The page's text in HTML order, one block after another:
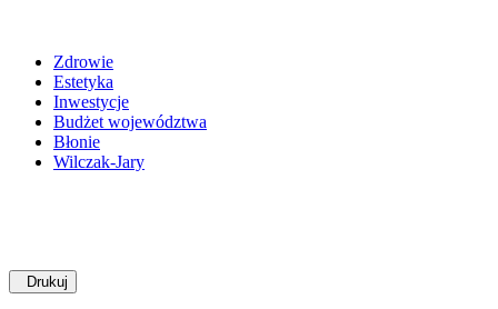
Zdrowie
Estetyka
Inwestycje
Budżet województwa
Błonie
Wilczak-Jary
Drukuj